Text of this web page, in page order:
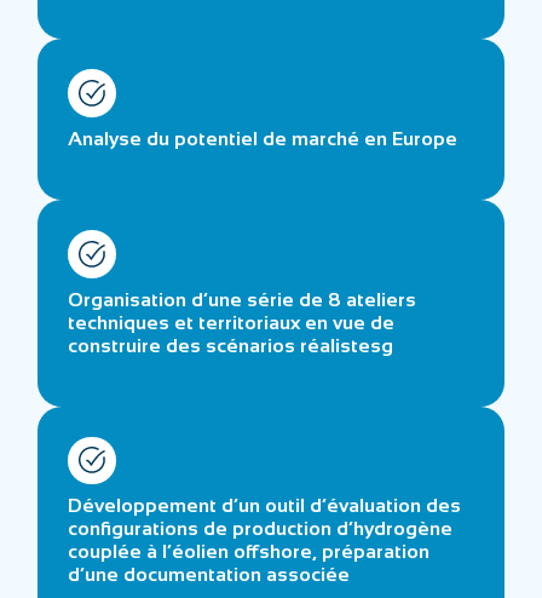
Analyse du potentiel de marché en Europe
Organisation d’une série de 8 ateliers
techniques et territoriaux en vue de
construire des scénarios réalistesg
Développement d’un outil d’évaluation des
configurations de production d’hydrogène
couplée à l’éolien offshore, préparation
d’une documentation associée